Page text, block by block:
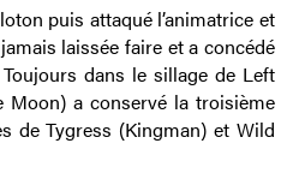
puis attaqué l’animatrice et
laissée faire et a concédé
dans le sillage de Left
Moon) a conservé la troisième
de Tygress (Kingman) et Wild